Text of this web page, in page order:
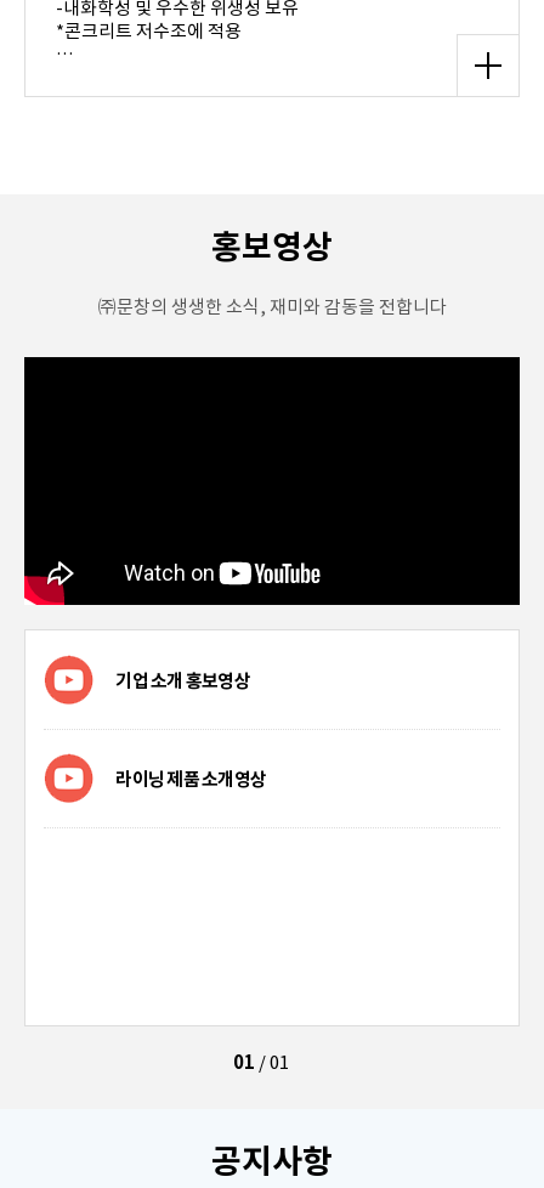
-내화학성 및 우수한 위생성 보유
*콘크리트 저수조에 적용
홍보영상
㈜문창의 생생한 소식, 재미와 감동을 전합니다
기업 소개 홍보영상
라이닝 제품 소개영상
01 /01
공지사항